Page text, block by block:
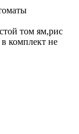
том ям,рис
комплект не